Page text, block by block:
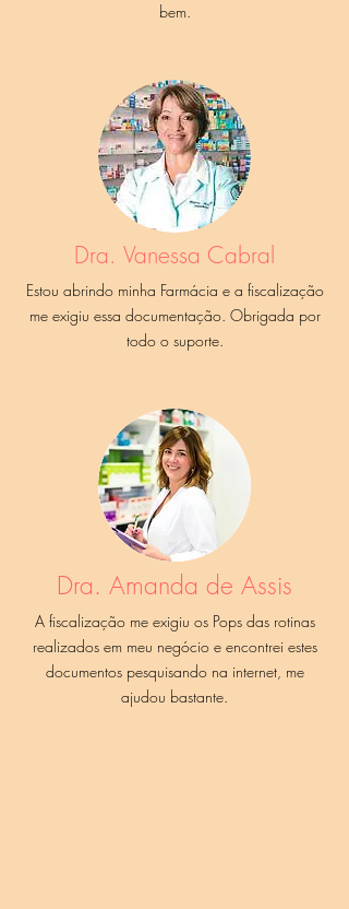
bem.
Dra. Vanessa Cabral
Estou abrindo minha Farmácia e a fiscalização
me exigiu essa documentação. Obrigada por
todo o suporte.
Dra. Amanda de Assis
A fiscalização me exigiu os Pops das rotinas
realizados em meu negócio e encontrei estes
documentos pesquisando na internet, me
ajudou bastante.